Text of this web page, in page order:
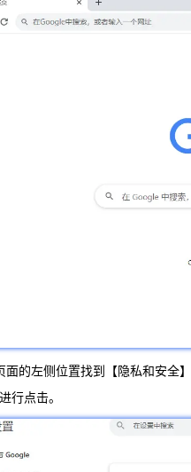
面的左侧位置找到【隐私和安全
行点击。